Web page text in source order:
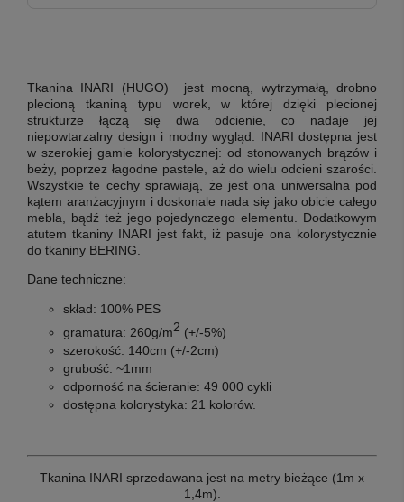
Tkanina INARI (HUGO) jest mocną, wytrzymałą, drobno
plecioną tkaniną typu worek, w której dzięki plecionej
strukturze łączą się dwa odcienie, co nadaje jej
niepowtarzalny design i modny wygląd. INARI dostępna jest
w szerokiej gamie kolorystycznej: od stonowanych brązów i
beży, poprzez łagodne pastele, aż do wielu odcieni szarości.
Wszystkie te cechy sprawiają, że jest ona uniwersalna pod
kątem aranżacyjnym i doskonale nada się jako obicie całego
mebla, bądź też jego pojedynczego elementu. Dodatkowym
atutem tkaniny INARI jest fakt, iż pasuje ona kolorystycznie
do tkaniny BERING
Dane techniczne:
skład: 100% PES
gramatura: 260g/m2 (+/-5%)
szerokość: 140cm (+/-2cm)
grubość: ~1mm
odporność na ścieranie: 49 000 cykli
dostępna kolorystyka: 21 kolorów.
Tkanina INARI sprzedawana jest na metry bieżące (1m x
1,4m).